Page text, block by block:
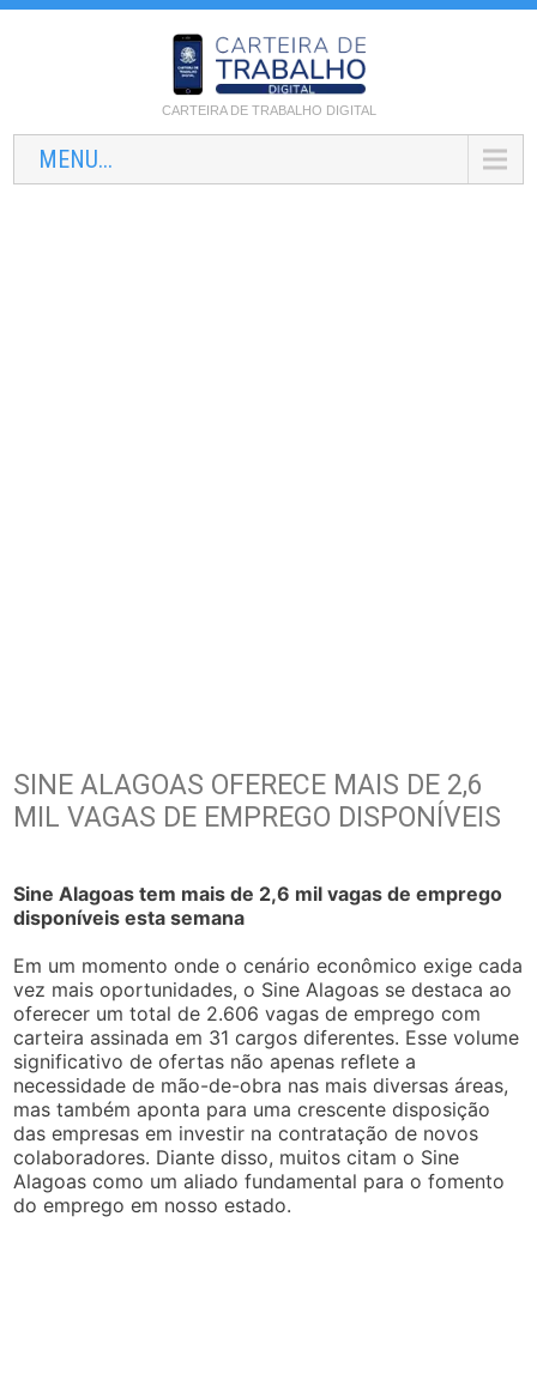
CARTEIRA DE TRABALHO DIGITAL
MENU...
SINE ALAGOAS OFERECE MAIS DE 2,6
MIL VAGAS DE EMPREGO DISPONÍVEIS
Sine Alagoas tem mais de 2,6 mil vagas de emprego
disponíveis esta semana
Em um momento onde o cenário econômico exige cada
vez mais oportunidades, o Sine Alagoas se destaca ao
oferecer um total de 2.606 vagas de emprego com
carteira assinada em 31 cargos diferentes. Esse volume
significativo de ofertas não apenas reflete a
necessidade de mão-de-obra nas mais diversas áreas,
mas também aponta para uma crescente disposição
das empresas em investir na contratação de novos
colaboradores. Diante disso, muitos citam o Sine
Alagoas como um aliado fundamental para o fomento
do emprego em nosso estado.